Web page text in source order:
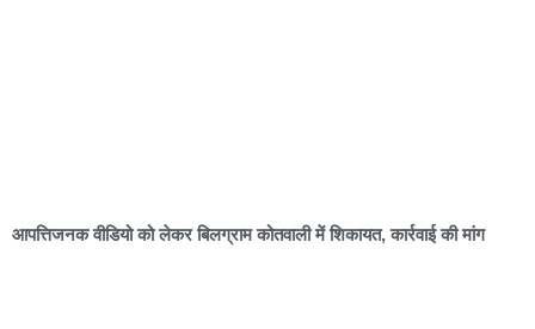
आपत्तिजनक वीडियो को लेकर बिलग्राम कोतवाली में शिकायत, कार्रवाई की मांग